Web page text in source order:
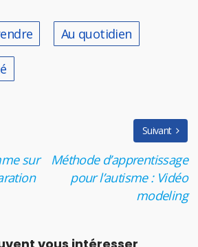
Au quotidien
sur
Suivant
Méthode d’apprentissage
pour l’autisme : Vidéo
modeling